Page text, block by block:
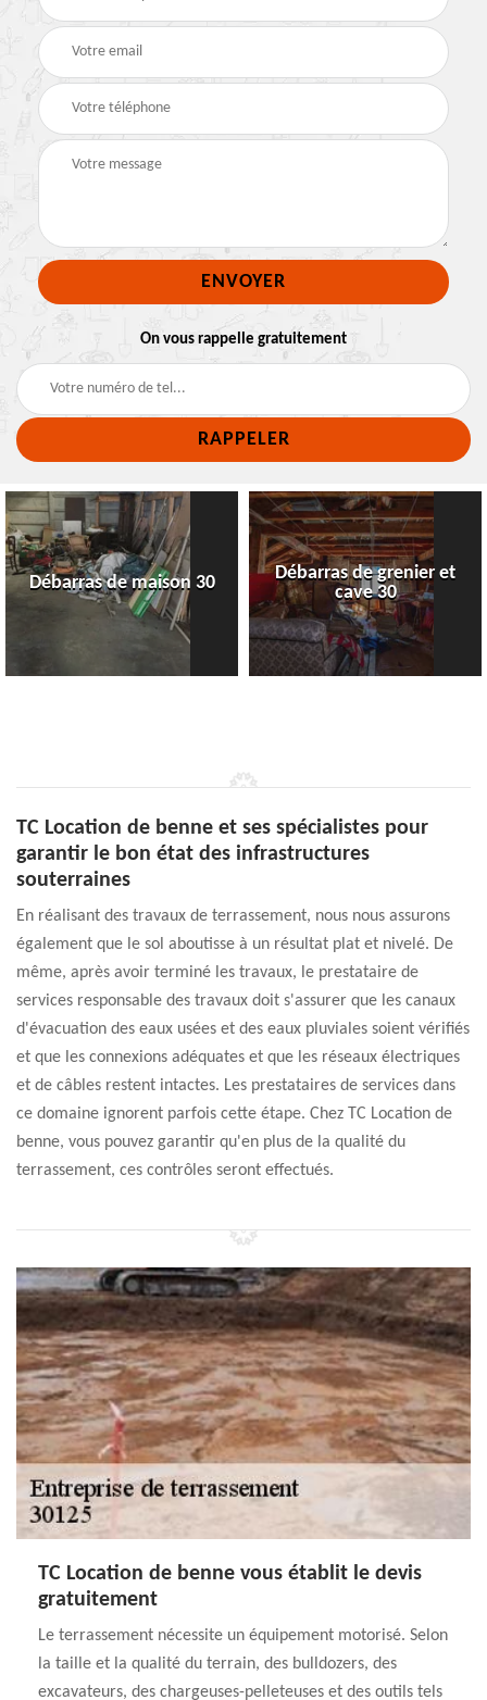
On vous rappelle gratuitement
Débarras de maison 30
Débarras de grenier et
cave 30
TC Location de benne et ses spécialistes pour
garantir le bon état des infrastructures
souterraines
En réalisant des travaux de terrassement, nous nous assurons
également que le sol aboutisse à un résultat plat et nivelé. De
même, après avoir terminé les travaux, le prestataire de
services responsable des travaux doit s'assurer que les canaux
d'évacuation des eaux usées et des eaux pluviales soient vérifiés
et que les connexions adéquates et que les réseaux électriques
et de câbles restent intactes. Les prestataires de services dans
ce domaine ignorent parfois cette étape. Chez TC Location de
benne, vous pouvez garantir qu'en plus de la qualité du
terrassement, ces contrôles seront effectués.
TC Location de benne vous établit le devis
gratuitement
Le terrassement nécessite un équipement motorisé. Selon
la taille et la qualité du terrain, des bulldozers, des
excavateurs, des chargeuses-pelleteuses et des outils tels